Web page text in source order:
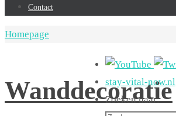
Contact
Homepage
Wanddecoratie
stay-vital-now.nl
Zoeken naar: